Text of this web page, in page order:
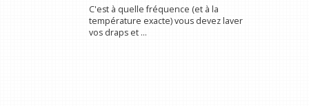
C'est à quelle fréquence (et à la
température exacte) vous devez laver
vos draps et ...